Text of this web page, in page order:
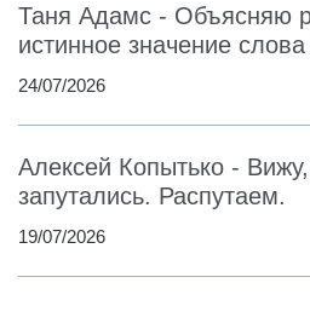
Таня Адамс - Объясняю
истинное значение
24/07/2026
Алексей Копытько -
запутались. Распутаем.
19/07/2026